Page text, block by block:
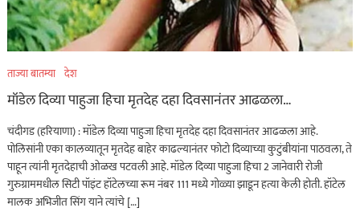
ताज्या बातम्या देश
मॉडेल दिव्या पाहुजा हिचा मृतदेह दहा दिवसानंतर आढळला…
चंदीगड (हरियाणा) : मॉडेल दिव्या पाहुजा हिचा मृतदेह दहा दिवसानंतर आढळला आहे.
पोलिसांनी एका कालव्यातून मृतदेह बाहेर काढल्यानंतर फोटो दिव्याच्या कुटुंबीयांना पाठवला, ते
पाहून त्यांनी मृतदेहाची ओळख पटवली आहे. मॉडेल दिव्या पाहुजा हिचा 2 जानेवारी रोजी
गुरुग्राममधील सिटी पॉइंट हॉटेलच्या रूम नंबर 111 मध्ये गोळ्या झाडून हत्या केली होती. हॉटेल
मालक अभिजीत सिंग याने त्यांचे […]